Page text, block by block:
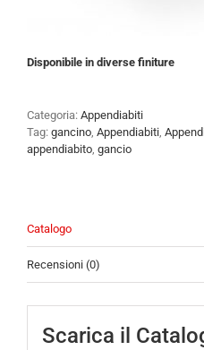
Disponibile in diverse finiture
Categoria: Appendiabiti
Tag: gancino Appendiabiti
appendiabito gancio
Catalogo
Recensioni (0)
Scarica il